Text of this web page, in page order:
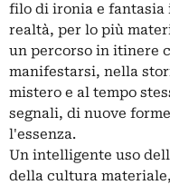
filo di ironia e fantasia
realtà, per lo più
un percorso in itinere
manifestarsi, nella
mistero e al tempo
segnali, di nuove
l'essenza.
Un intelligente uso
della cultura